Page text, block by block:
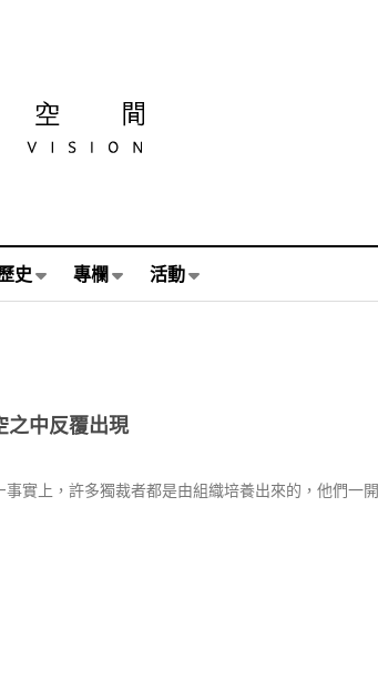
史 專欄 活動
之中反覆出現
實上，許多獨裁者都是由組織培養出來的，他們一開